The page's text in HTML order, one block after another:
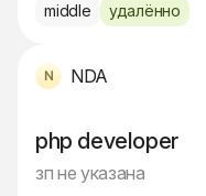
middle удалённо
NDA
php developer
зп не указана